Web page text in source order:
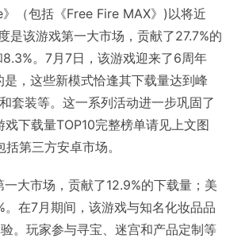
（包括《Free Fire MAX》)以将近
是该游戏第一大市场，贡献了27.7%的
。7月7日，该游戏迎来了6周年
，这些新模式恰逢其下载量达到峰
套装等。这一系列活动进一步巩固了
下载量TOP10完整榜单请见上文图
第三方安卓市场。
大市场，贡献了12.9%的下载量；美
在7月期间，该游戏与知名化妆品品
。玩家参与寻宝、迷宫和产品定制等